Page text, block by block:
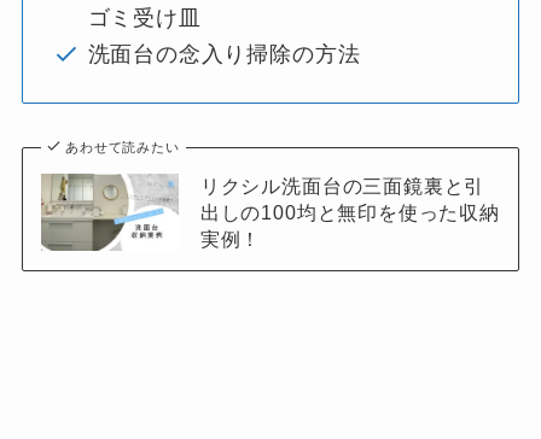
ゴミ受け皿
洗面台の念入り掃除の方法
あわせて読みたい
リクシル洗面台の三面鏡裏と引
出しの100均と無印を使った収納
実例！